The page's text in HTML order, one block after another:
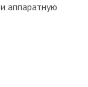
аппаратную